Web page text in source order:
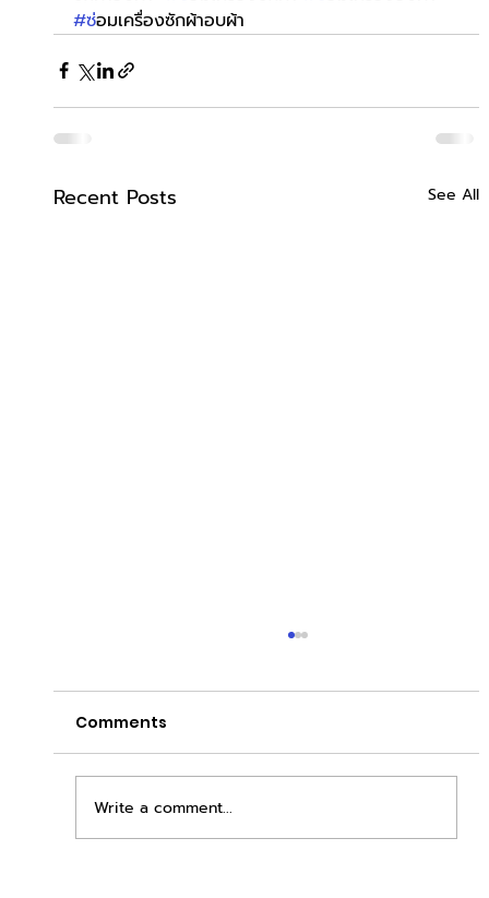
#ซ่อมเครื่องซักผ้าอบผ้า
Recent Posts See All
Comments
Write a comment...